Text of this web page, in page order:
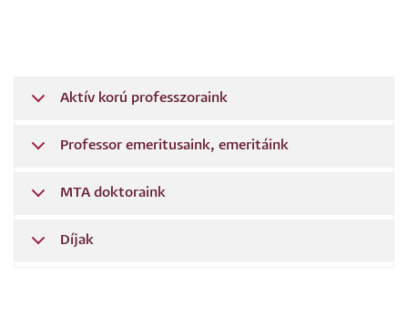
Aktív korú professzoraink
Professor emeritusaink, emeritáink
MTA doktoraink
Díjak